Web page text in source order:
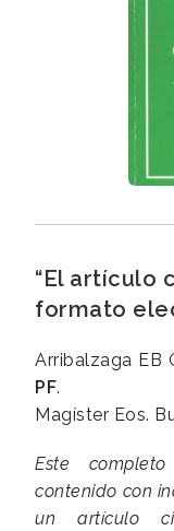
“El artículo
formato
Arribalzaga EB
PF.
Magíster Eos.
Este
contenido con
un artículo